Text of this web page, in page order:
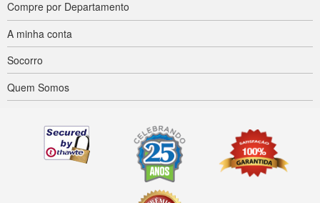
Compre por Departamento
A minha conta
Socorro
Quem Somos